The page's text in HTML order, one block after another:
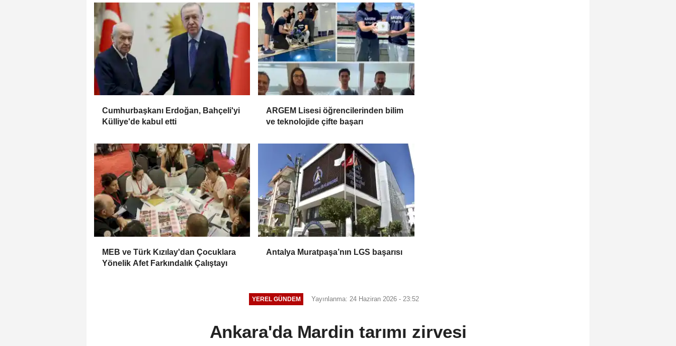
Cumhurbaşkanı Erdoğan, Bahçeli'yi
Külliye'de kabul etti
ARGEM Lisesi öğrencilerinden bilim
ve teknolojide çifte başarı
MEB ve Türk Kızılay'dan Çocuklara
Yönelik Afet Farkındalık Çalıştayı
Antalya Muratpaşa’nın LGS başarısı
YEREL GÜNDEM Yayınlanma: 24 Haziran 2026 - 23:52
Ankara'da Mardin tarımı zirvesi